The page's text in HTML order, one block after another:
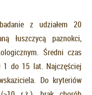
z udziałem 20
łuszczycą paznokci,
Średni czas
1 do 15 lat. Najczęściej
Do kryteriów